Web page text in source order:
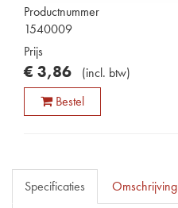
Productnummer
1540009
Prijs
€ 3,86 (incl. btw)
Bestel
Specificaties Omschrijving